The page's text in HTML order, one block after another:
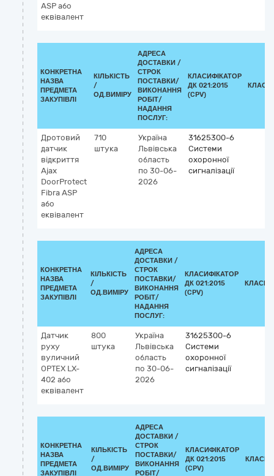
ASP або
еквівалент
КОНКРЕТНА
НАЗВА
ПРЕДМЕТА
ЗАКУПІВЛІ
КІЛЬКІСТЬ
/
ОД.ВИМІРУ
АДРЕСА
ДОСТАВКИ /
СТРОК
ПОСТАВКИ/
ВИКОНАННЯ
РОБІТ/
НАДАННЯ
ПОСЛУГ:
КЛАСИФІКАТОР
ДК 021:2015
(CPV)
Дротовий
датчик
відкриття
Ajax
DoorProtect
Fibra ASP
або
еквівалент
710
штука
Україна
Львівська
область
по 30-06-
2026
31625300-6
Системи
охоронної
сигналізації
КОНКРЕТНА
НАЗВА
ПРЕДМЕТА
ЗАКУПІВЛІ
КІЛЬКІСТЬ
/
ОД.ВИМІРУ
АДРЕСА
ДОСТАВКИ /
СТРОК
ПОСТАВКИ/
ВИКОНАННЯ
РОБІТ/
НАДАННЯ
ПОСЛУГ:
КЛАСИФІКАТОР
ДК 021:2015
(CPV)
Датчик
руху
вуличний
OPTEX LX-
402 або
еквівалент
800
штука
Україна
Львівська
область
по 30-06-
2026
31625300-6
Системи
охоронної
сигналізації
КОНКРЕТНА
НАЗВА
ПРЕДМЕТА
ЗАКУПІВЛІ
КІЛЬКІСТЬ
/
ОД.ВИМІРУ
АДРЕСА
ДОСТАВКИ /
СТРОК
ПОСТАВКИ/
ВИКОНАННЯ
РОБІТ/
КЛАСИФІКАТОР
ДК 021:2015
(CPV)